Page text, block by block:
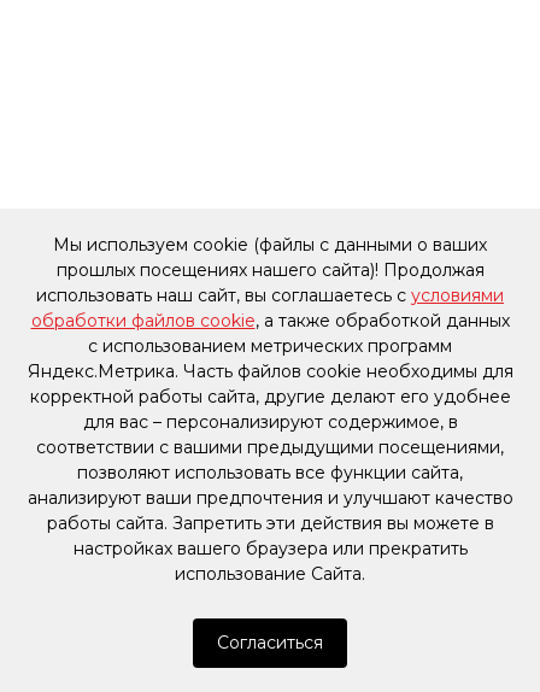
Мы используем cookie (файлы с данными о ваших
прошлых посещениях нашего сайта)! Продолжая
использовать наш сайт, вы соглашаетесь с условиями
обработки файлов cookie, а также обработкой данных
с использованием метрических программ
Яндекс.Метрика. Часть файлов cookie необходимы для
корректной работы сайта, другие делают его удобнее
для вас – персонализируют содержимое, в
соответствии с вашими предыдущими посещениями,
позволяют использовать все функции сайта,
анализируют ваши предпочтения и улучшают качество
работы сайта. Запретить эти действия вы можете в
настройках вашего браузера или прекратить
использование Сайта.
Согласиться